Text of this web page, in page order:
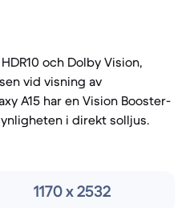
och Dolby Vision,
vid visning av
A15 har en Vision Booster-
i direkt solljus.
1170 x 2532